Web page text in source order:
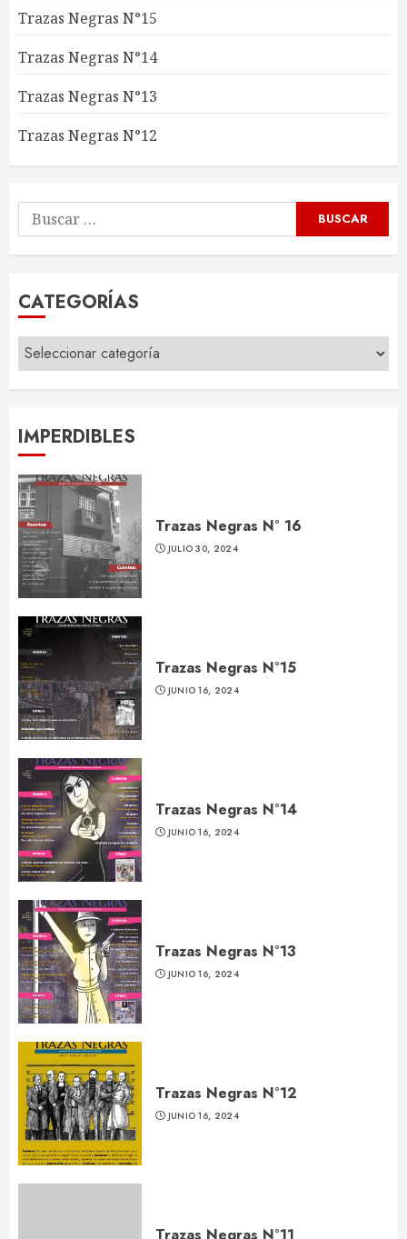
Trazas Negras N°15
Trazas Negras N°14
Trazas Negras N°13
Trazas Negras N°12
CATEGORÍAS
IMPERDIBLES
Trazas Negras N° 16
JULIO 30, 2024
Trazas Negras N°15
JUNIO 16, 2024
Trazas Negras N°14
JUNIO 16, 2024
Trazas Negras N°13
JUNIO 16, 2024
Trazas Negras N°12
JUNIO 16, 2024
Trazas Negras N°11